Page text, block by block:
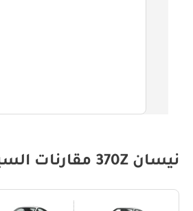
نيسان 370Z مقارنات السيارات مع سيارات مماثلة